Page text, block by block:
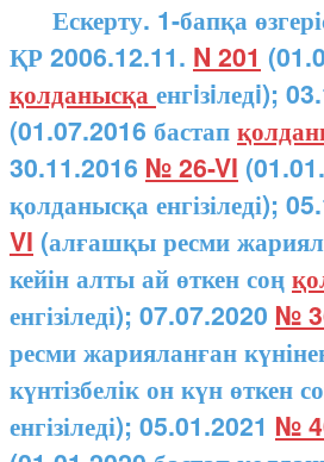
Ескерту. 1-бапқа
ҚР 2006.12.11. N 201
қолданысқаенгiзiледi);
(01.07.2016 бастап
30.11.2016 № 26-VI
қолданысқа енгізіледі);
VI (алғашқы ресми
кейін алты ай өткен соң
енгізіледі); 07.07.2020 №
ресми жарияланған
күнтізбелік он күн өткен
енгізіледі); 05.01.2021 №